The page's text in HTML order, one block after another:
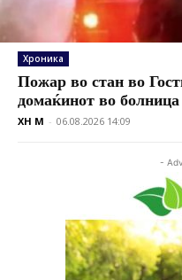
Хроника
Пожар во стан во
домаќинот во болница
XH M - 06.08.2026 14:09
-